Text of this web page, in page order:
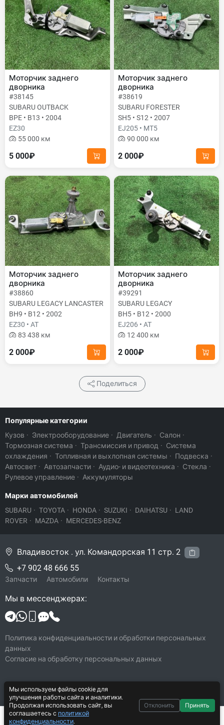
Моторчик заднего
дворника
#38145
SUBARU OUTBACK
BPE • B13 • 2004
EZ30
55 000 км
5 000₽
Моторчик заднего
дворника
#38619
SUBARU FORESTER
SH5 • S12 • 2007
EJ205 • MT5
90 000 км
2 000₽
Моторчик заднего
дворника
#38860
SUBARU LEGACY LANCASTER
BH9 • B12 • 2002
EZ30 • AT
83 438 км
2 000₽
Моторчик заднего
дворника
#39291
SUBARU LEGACY
BH5 • B12 • 2000
EJ206 • AT
12 400 км
2 000₽
1 000 ₽
Поделиться
Популярные категории
Кузов · Электрооборудование · Двигатель · Салон ·
Тормозная система · Трансмиссия и привод · Система
охлаждения · Топливная и выхлопная системы · Подвеска ·
Автосвет · Автозапчасти · Аудио- и видеотехника · Стекла ·
Рулевое управление · Аккумуляторы
Марки автомобилей
SUBARU · TOYOTA · HONDA · SUZUKI · DAIHATSU · LAND
ROVER · MAZDA · MERCEDES-BENZ
© 2026 Legacy-VL
Все права защищены
Система CarYard 2017–2026
Владивосток . ул. Командорская 11 стр. 2
+7 902 48 666 55
Запчасти Автомобили Контакты
Мы в мессенджерах:
Политика конфиденциальности и обработки персональных
данных
Согласие на обработку персональных данных
Мы используем файлы cookie для
улучшения работы сайта и аналитики.
Продолжая использовать сайт, вы
соглашаетесь с политикой
конфиденциальности.
Отклонить Принять